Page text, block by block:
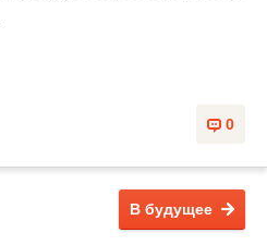
0
В будущее